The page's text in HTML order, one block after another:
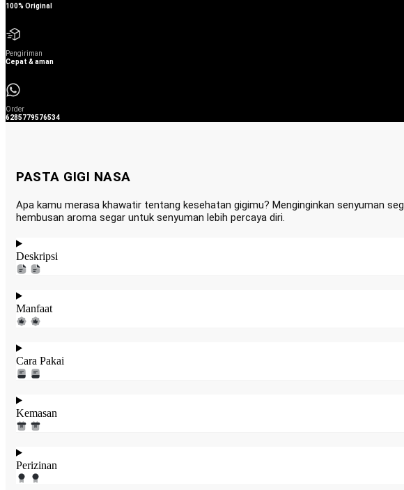
100% Original
Pengiriman
Cepat & aman
Order
6285779576534
PASTA GIGI NASA
Apa kamu merasa khawatir tentang kesehatan gigimu? Menginginkan senyuman
hembusan aroma segar untuk senyuman lebih percaya diri.
Deskripsi
Manfaat
Cara Pakai
Kemasan
Perizinan